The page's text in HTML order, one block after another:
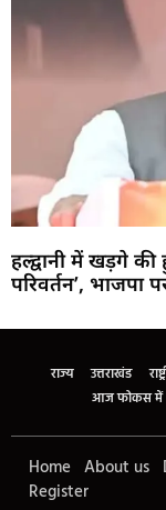
हल्द्वानी में खड़गे की
परिवर्तन’,
राज्य उत्तराखंड
आज फोकस में
Home About us
Register